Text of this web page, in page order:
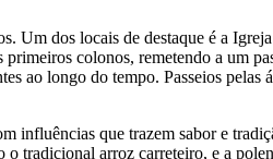
Um dos locais de destaque é a
colonos, remetendo a um
longo do tempo. Passeios pelas
que trazem sabor e
tradicional arroz carreteiro, e a